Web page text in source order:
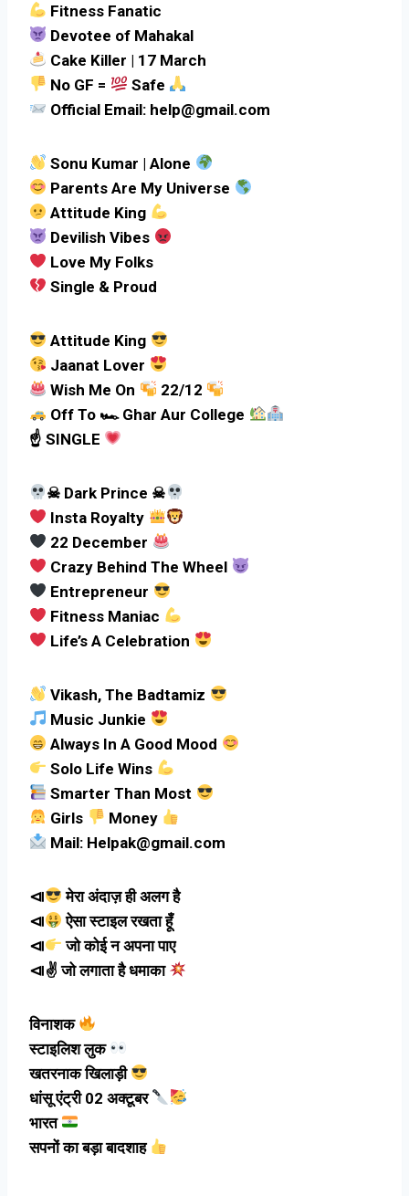
Fitness Fanatic
Devotee of Mahakal
Cake Killer | 17 March
No GF =
Safe
Official Email: help@gmail.com
Sonu Kumar | Alone
Parents Are My Universe
Attitude King
Devilish Vibes
Love My Folks
Single & Proud
Attitude King
Jaanat Lover
Wish Me On
22/12
Off To 🏎 Ghar Aur College
☝ SINGLE
☠ Dark Prince ☠
Insta Royalty
22 December
Crazy Behind The Wheel
Entrepreneur
Fitness Maniac
Life’s A Celebration
Vikash, The Badtamiz
Music Junkie
Always In A Good Mood
Solo Life Wins
Smarter Than Most
Girls
Money
Mail: Helpak@gmail.com
⧏
मेरा अंदाज़ ही अलग है
⧏
ऐसा स्टाइल रखता हूँ
⧏
जो कोई न अपना पाए
⧏✌ जो लगाता है धमाका
विनाशक
स्टाइलिश लुक
खतरनाक खिलाड़ी
धांसू एंट्री 02 अक्टूबर
भारत
सपनों का बड़ा बादशाह